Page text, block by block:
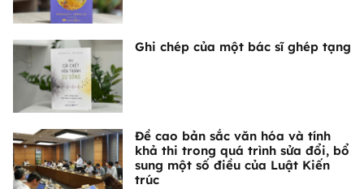
Ghi chép của một bác sĩ ghép tạng
Đề cao bản sắc văn hóa và tính
khả thi trong quá trình sửa đổi, bổ
sung một số điều của Luật Kiến
trúc